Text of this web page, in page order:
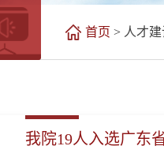
首页 > 人才建
我院19人入选广东